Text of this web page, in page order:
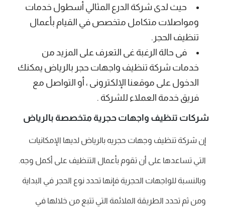
حيث لدى شركة الدرع المثالي أسطول خدمات
ومواصلات متكامل متخصص في القيام بأعمال
تنظيف الحجر.
فى حالة الرغبة غى التعرف على المزيد من
خدمات شركة تنظيف واجهات حجر بالرياض يمكنك
الدخول على موقعنا الإلكترونى ، أو التواصل مع
فريق خدمة العملاء للشركة .
شركات تنظيف واجهات حجرية متخصصة بالرياض
إن شركة تنظيف وجهات حجريه بالرياض لديها الإمكانيات
التي تساعدها على أن تقوم بأعمال التنظيف على أكمل وجه.
وبالنسبة للواجهات الحجرية فإنها تحدد نوع الحجر في البداية
ومن ثم تحدد الطريقة الملائمة التي تتبع من خلالها في